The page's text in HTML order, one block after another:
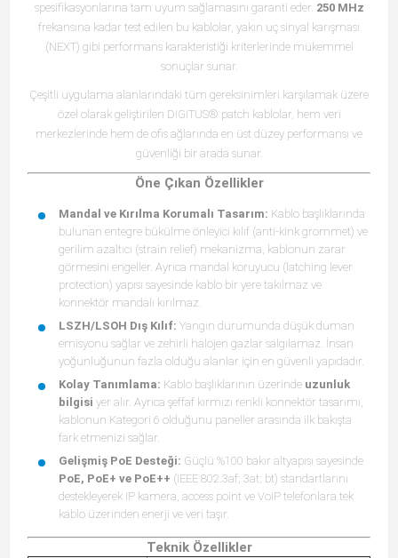
spesifikasyonlarına tam uyum sağlamasını garanti eder. 250 MHz
frekansına kadar test edilen bu kablolar, yakın uç sinyal karışması
(NEXT) gibi performans karakteristiği kriterlerinde mükemmel
sonuçlar sunar.
Çeşitli uygulama alanlarındaki tüm gereksinimleri karşılamak üzere
özel olarak geliştirilen DIGITUS® patch kablolar, hem veri
merkezlerinde hem de ofis ağlarında en üst düzey performansı ve
güvenliği bir arada sunar.
Öne Çıkan Özellikler
Mandal ve Kırılma Korumalı Tasarım: Kablo başlıklarında
bulunan entegre bükülme önleyici kılıf (anti-kink grommet) ve
gerilim azaltıcı (strain relief) mekanizma, kablonun zarar
görmesini engeller. Ayrıca mandal koruyucu (latching lever
protection) yapısı sayesinde kablo bir yere takılmaz ve
konnektör mandalı kırılmaz.
LSZH/LSOH Dış Kılıf: Yangın durumunda düşük duman
emisyonu sağlar ve zehirli halojen gazlar salgılamaz. İnsan
yoğunluğunun fazla olduğu alanlar için en güvenli yapıdadır.
Kolay Tanımlama: Kablo başlıklarının üzerinde uzunluk
bilgisi yer alır. Ayrıca şeffaf kırmızı renkli konnektör tasarımı,
kablonun Kategori 6 olduğunu paneller arasında ilk bakışta
fark etmenizi sağlar.
Gelişmiş PoE Desteği: Güçlü %100 bakır altyapısı sayesinde
PoE, PoE+ ve PoE++ (IEEE 802.3af; 3at; bt) standartlarını
destekleyerek IP kamera, access point ve VoIP telefonlara tek
kablo üzerinden enerji ve veri taşır.
Teknik Özellikler